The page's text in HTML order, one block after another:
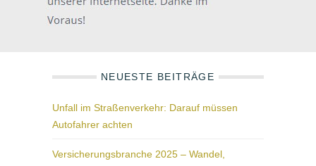
NEUESTE BEITRÄGE
Unfall im Straßenverkehr: Darauf müssen
Autofahrer achten
Versicherungsbranche 2025 – Wandel,